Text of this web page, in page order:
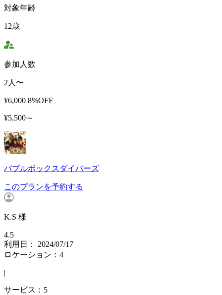
対象年齢
12歳
参加人数
2人〜
¥6,000 8%OFF
¥5,500～
バブルボックスダイバーズ
このプランを予約する
K.S 様
4.5
利用日： 2024/07/17
ロケーション：4
|
サービス：5